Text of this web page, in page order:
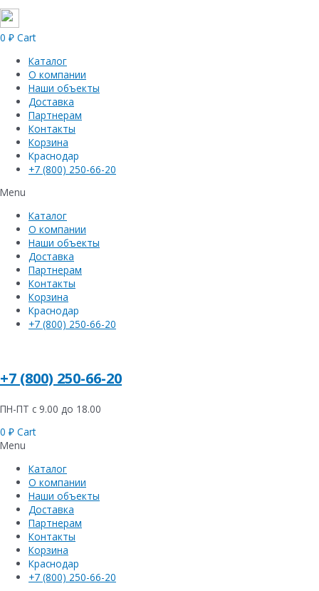
0 ₽ Cart
Каталог
О компании
Наши объекты
Доставка
Партнерам
Контакты
Корзина
Краснодар
+7 (800) 250-66-20
Menu
Каталог
О компании
Наши объекты
Доставка
Партнерам
Контакты
Корзина
Краснодар
+7 (800) 250-66-20
+7 (800) 250-66-20
ПН-ПТ с 9.00 до 18.00
0 ₽ Cart
Menu
Каталог
О компании
Наши объекты
Доставка
Партнерам
Контакты
Корзина
Краснодар
+7 (800) 250-66-20